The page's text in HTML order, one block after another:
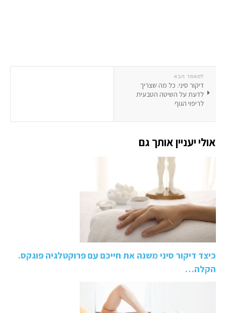
למאמר הבא
דיקור סיני. כל מה שצריך
לדעת על השיטה הטבעית
לריפוי הגוף
אולי יעניין אותך גם
כיצד דיקור סיני משנה את חייכם עם פרוקטלגיה פוגקס.
הקלה…